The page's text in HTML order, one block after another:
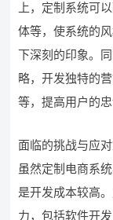
上，定制系统可
体等，使系统的
下深刻的印象。
略，开发独特的
等，提高用户的忠
面临的挑战与应
虽然定制电商系
是开发成本较高
力，包括软件开